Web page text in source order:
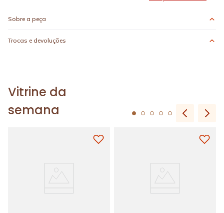
Sobre a peça
Trocas e devoluções
Vitrine da
semana